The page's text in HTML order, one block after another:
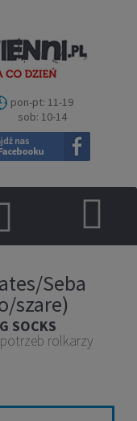
pon-pt: 11-19
sob: 10-14
Seba
szare)
SOCKS
rolkarzy